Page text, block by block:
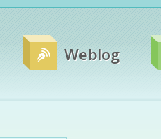
Weblog